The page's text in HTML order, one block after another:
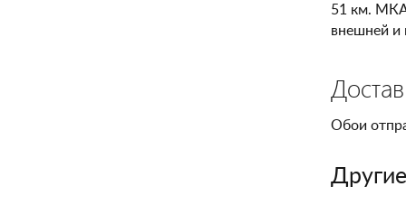
51 км.
внешней и
Обои